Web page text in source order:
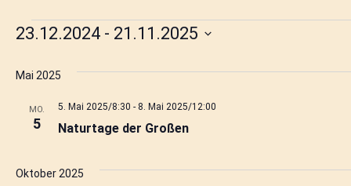
23.12.2024 - 21.11.2025
t
n
Mai 2025
MO.
5 Naturtage der Großen
5. Mai 2025/8:30 - 8. Mai 2025/12:00
Oktober 2025